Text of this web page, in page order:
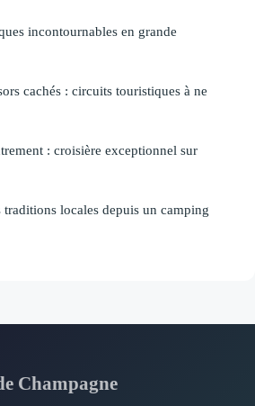
incontournables en grande
cachés : circuits touristiques à ne
: croisière exceptionnel sur
traditions locales depuis un camping
Champagne